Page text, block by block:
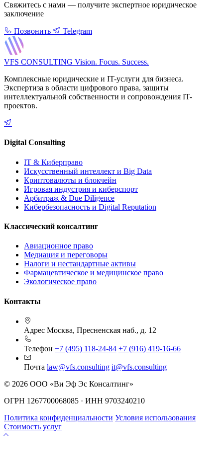
Свяжитесь с нами — получите экспертное юридическое
заключение
Позвонить Telegram
VFS CONSULTING Vision. Focus. Success.
Комплексные юридические и IT-услуги для бизнеса.
Экспертиза в области цифрового права, защиты
интеллектуальной собственности и сопровождения IT-
проектов.
Digital Consulting
IT & Киберправо
Искусственный интеллект и Big Data
Криптовалюты и блокчейн
Игровая индустрия и киберспорт
Арбитраж & Due Diligence
Кибербезопасность и Digital Reputation
Классический консалтинг
Авиационное право
Медиация и переговоры
Налоги и нестандартные активы
Фармацевтическое и медицинское право
Экологическое право
Контакты
Адрес Москва, Пресненская наб., д. 12
Телефон +7 (495) 118-24-84 +7 (916) 419-16-66
Почта law@vfs.consulting it@vfs.consulting
© 2026 ООО «Ви Эф Эс Консалтинг»
ОГРН 1267700068085 · ИНН 9703240210
Политика конфиденциальности Условия использования
Стоимость услуг